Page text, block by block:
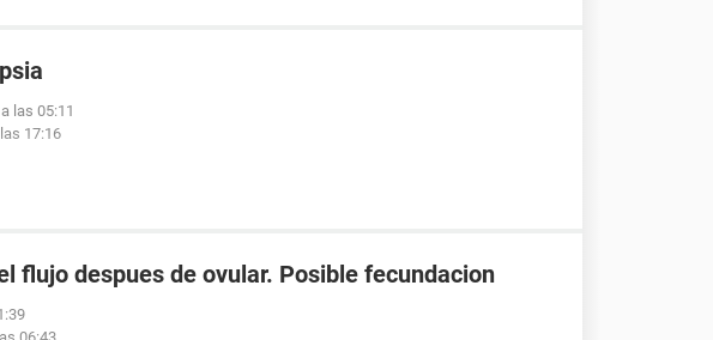
las 05:11
17:16
flujo despues de ovular. Posible fecundacion